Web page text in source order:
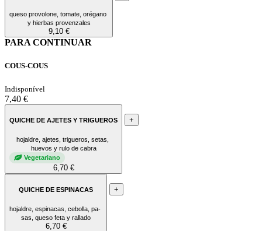
queso provolone, tomate, orégano
y hierbas provenzales
9,10 €
PARA CONTINUAR
COUS-COUS
Indisponível
7,40 €
QUICHE DE AJETES Y TRIGUEROS
hojaldre, ajetes, trigueros, setas,
huevos y rulo de cabra
Vegetariano
6,70 €
+
QUICHE DE ESPINACAS
hojaldre, espinacas, cebolla, pa-
sas, queso feta y rallado
6,70 €
+